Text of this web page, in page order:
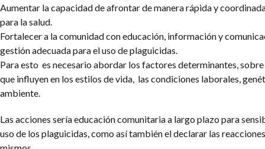
Aumentar la capacidad de afrontar de manera rápida y
para la salud.
Fortalecer a la comunidad con educación, información y
gestión adecuada para el uso de plaguicidas.
Para esto es necesario abordar los factores determinantes,
que influyen en los estilos de vida, las condiciones laborales,
ambiente.
Las acciones sería educación comunitaria a largo plazo para
uso de los plaguicidas, como así también el declarar las